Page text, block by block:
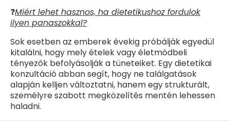
❓Miért lehet hasznos, ha dietetikushoz fordulok
ilyen panaszokkal?
Sok esetben az emberek évekig próbálják egyedül
kitalálni, hogy mely ételek vagy életmódbeli
tényezők befolyásolják a tüneteiket. Egy dietetikai
konzultáció abban segít, hogy ne találgatások
alapján kelljen változtatni, hanem egy strukturált,
személyre szabott megközelítés mentén lehessen
haladni.